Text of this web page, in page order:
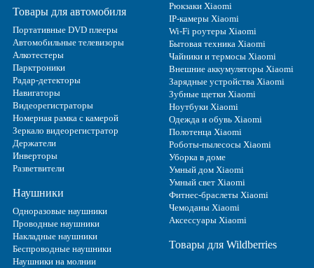
Товары для автомобиля
Портативные DVD плееры
Автомобильные телевизоры
Алкотестеры
Парктроники
Радар-детекторы
Навигаторы
Видеорегистраторы
Номерная рамка с камерой
Зеркало видеорегистратор
Держатели
Инверторы
Разветвители
Наушники
Одноразовые наушники
Проводные наушники
Накладные наушники
Беспроводные наушники
Наушники на молнии
Рюкзаки Xiaomi
IP-камеры Xiaomi
Wi-Fi роутеры Xiaomi
Бытовая техника Xiaomi
Чайники и термосы Xiaomi
Внешние аккумуляторы Xiaomi
Зарядные устройства Xiaomi
Зубные щетки Xiaomi
Ноутбуки Xiaomi
Одежда и обувь Xiaomi
Полотенца Xiaomi
Роботы-пылесосы Xiaomi
Уборка в доме
Умный дом Xiaomi
Умный свет Xiaomi
Фитнес-браслеты Xiaomi
Чемоданы Xiaomi
Аксессуары Xiaomi
Товары для Wildberries